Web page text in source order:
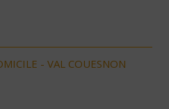
- VAL COUESNON